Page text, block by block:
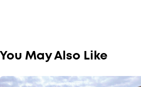
You May Also Like